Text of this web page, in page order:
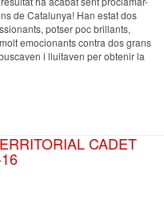
de Catalunya! Han estat dos
potser poc brillants,
emocionants contra dos grans
i lluitaven per obtenir la
CADET